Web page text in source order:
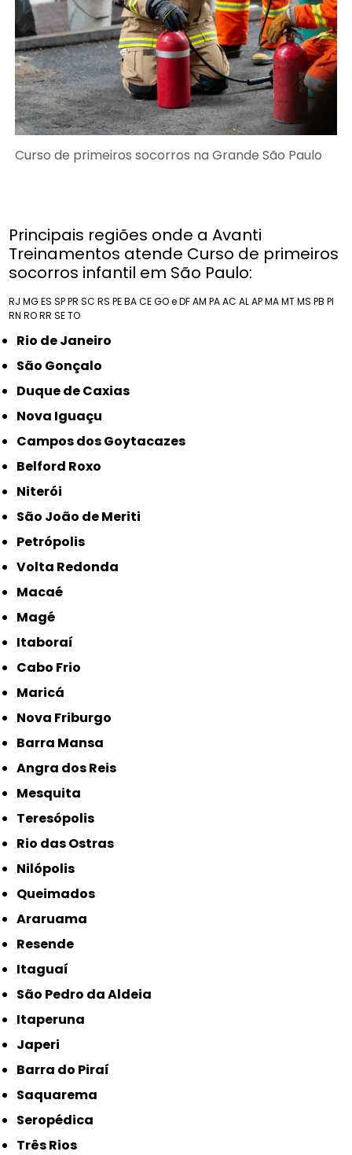
Curso de primeiros socorros na Grande São Paulo
Principais regiões onde a Avanti
Treinamentos atende Curso de primeiros
socorros infantil em São Paulo:
RJ MGES SPPR SC RS PEBACEGO e DFAM PAAC ALAPMAMTMS PB PI
RN RORR SETO
Rio de Janeiro
São Gonçalo
Duque de Caxias
Nova Iguaçu
Campos dos Goytacazes
Belford Roxo
Niterói
São João de Meriti
Petrópolis
Volta Redonda
Macaé
Magé
Itaboraí
Cabo Frio
Maricá
Nova Friburgo
Barra Mansa
Angra dos Reis
Mesquita
Teresópolis
Rio das Ostras
Nilópolis
Queimados
Araruama
Resende
Itaguaí
São Pedro da Aldeia
Itaperuna
Japeri
Barra do Piraí
Saquarema
Seropédica
Três Rios